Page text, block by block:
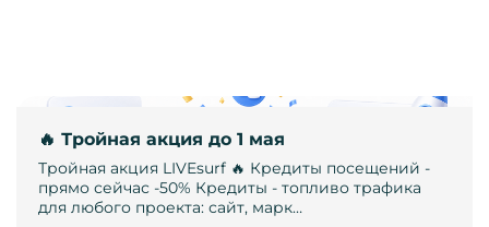
🔥 Тройная акция до 1 мая
Тройная акция LIVEsurf 🔥 Кредиты посещений -
прямо сейчас -50% Кредиты - топливо трафика
для любого проекта: сайт, марк…